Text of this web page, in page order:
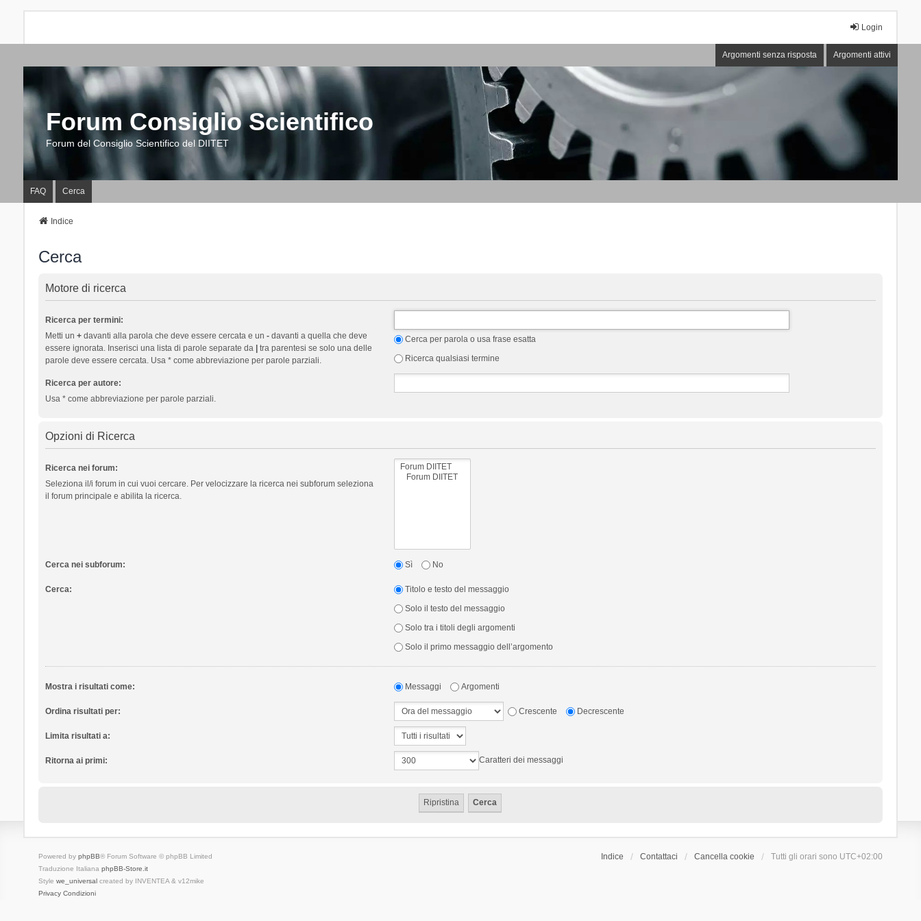
Login
Argomenti senza risposta Argomenti attivi
Forum Consiglio Scientifico
Forum del Consiglio Scientifico del DIITET
FAQ Cerca
Indice
Cerca
Motore di ricerca
Ricerca per termini:
Metti un +davanti alla parola che deve essere cercata e un -davanti a quella che deve
essere ignorata. Inserisci una lista di parole separate da |tra parentesi se solo una delle
parole deve essere cercata. Usa * come abbreviazione per parole parziali.
Cerca per parola o usa frase esatta
Ricerca qualsiasi termine
Ricerca per autore:
Usa * come abbreviazione per parole parziali.
Opzioni di Ricerca
Ricerca nei forum:
Seleziona il/i forum in cui vuoi cercare. Per velocizzare la ricerca nei subforum seleziona
il forum principale e abilita la ricerca.
Cerca nei subforum: Sì No
Cerca:
Titolo e testo del messaggio
Solo il testo del messaggio
Solo tra i titoli degli argomenti
Solo il primo messaggio dell’argomento
Mostra i risultati come: Messaggi Argomenti
Ordina risultati per: Crescente Decrescente
Limita risultati a:
Ritorna ai primi: Caratteri dei messaggi
Indice Contattaci Cancella cookie Tutti gli orari sono UTC+02:00
Powered by phpBB® Forum Software © phpBB Limited
Traduzione Italiana phpBB-Store.it
Style we_universalcreated by INVENTEA & v12mike
Privacy Condizioni